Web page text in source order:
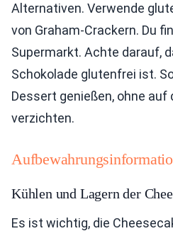
Alternativen. Verwende
von Graham-Crackern. Du
Supermarkt. Achte darauf,
Schokolade glutenfrei ist.
Dessert genießen, ohne auf
verzichten.
Kühlen und Lagern der
Es ist wichtig, die